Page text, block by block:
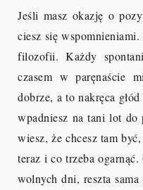
Jeśli masz okazję o
ciesz się wspomnieniami.
filozofii. Każdy
czasem w paręnaście
dobrze, a to nakręca
wpadniesz na tani lot do
wiesz, że chcesz tam
teraz i co trzeba
wolnych dni, reszta